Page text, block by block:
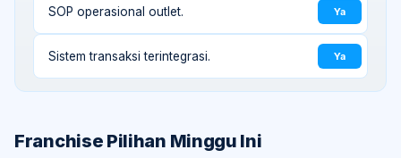
SOP operasional outlet. Ya
Sistem transaksi terintegrasi. Ya
Franchise Pilihan Minggu Ini